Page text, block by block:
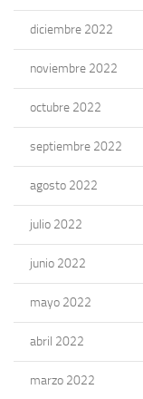
diciembre 2022
noviembre 2022
octubre 2022
septiembre 2022
agosto 2022
julio 2022
junio 2022
mayo 2022
abril 2022
marzo 2022